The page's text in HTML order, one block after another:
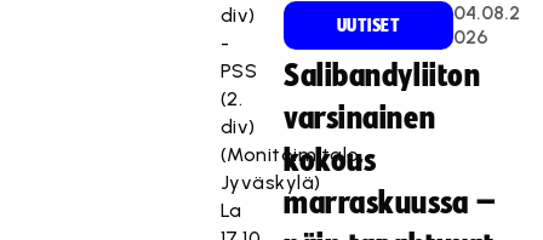
div)
-
PSS
(2.
div)
(Monitoimitalo,
Jyväskylä)
La
UUTISET
04.08.2
026
Salibandyliiton
varsinainen
kokous
marraskuussa –